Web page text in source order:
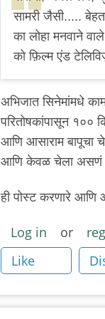
सामरी जैसी.....
का लोहा मनवाने
को फ़िल्म एंड
अभिजात सिनेमांमधे
परितोषकांपासून १००
आणि आसाराम बापूचा
आणि केवळ चेला असणं
ही पोस्ट करणारे आणि
Log in or
Like